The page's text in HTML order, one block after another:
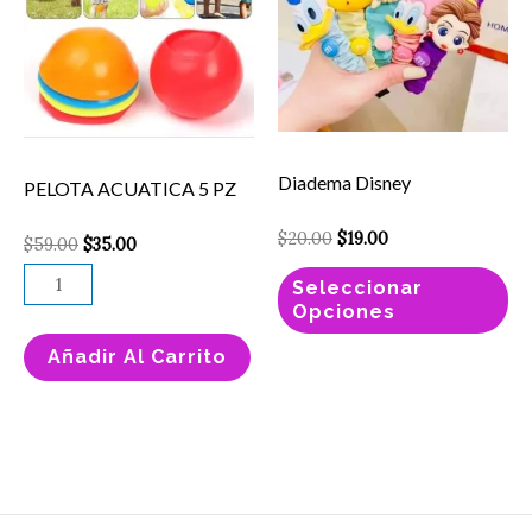
PELOTA ACUATICA 5 PZ
$59.00 $35.00
PZ
cantidad
Añadir Al Carrito
Diadema Disney
$20.00 $19.00
Seleccionar
Opciones
la